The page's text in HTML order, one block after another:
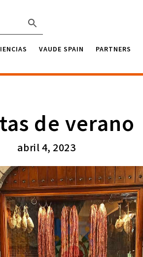
VAUDE SPAIN PARTNERS
de verano
abril 4, 2023